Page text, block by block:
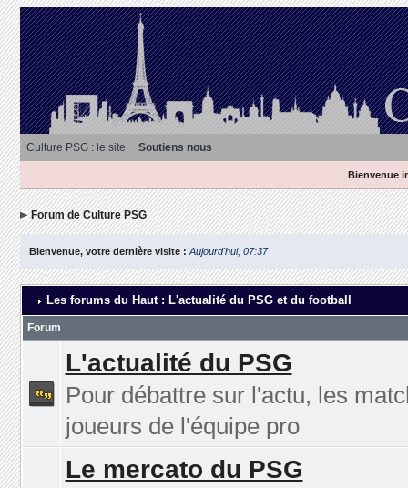
Culture PSG : le site Soutiens nous
Bienvenue
Forum de Culture PSG
Bienvenue, votre dernière visite : Aujourd'hui, 07:37
Les forums du Haut : L'actualité du PSG et du football
Forum
L'actualité du PSG
Pour débattre sur l'actu, les
joueurs de l'équipe pro
Le mercato du PSG